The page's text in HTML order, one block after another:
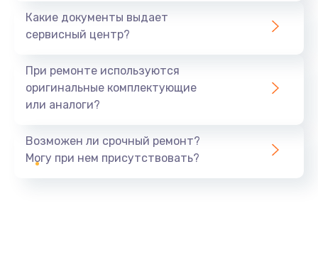
Какие документы выдает
сервисный центр?
При ремонте используются
оригинальные комплектующие
или аналоги?
Возможен ли срочный ремонт?
Могу при нем присутствовать?